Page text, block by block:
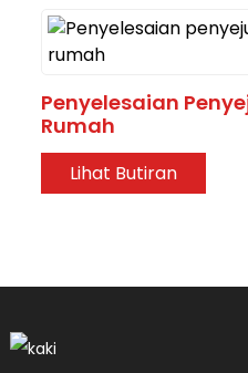
Penyelesaian
Rumah
Lihat Butiran